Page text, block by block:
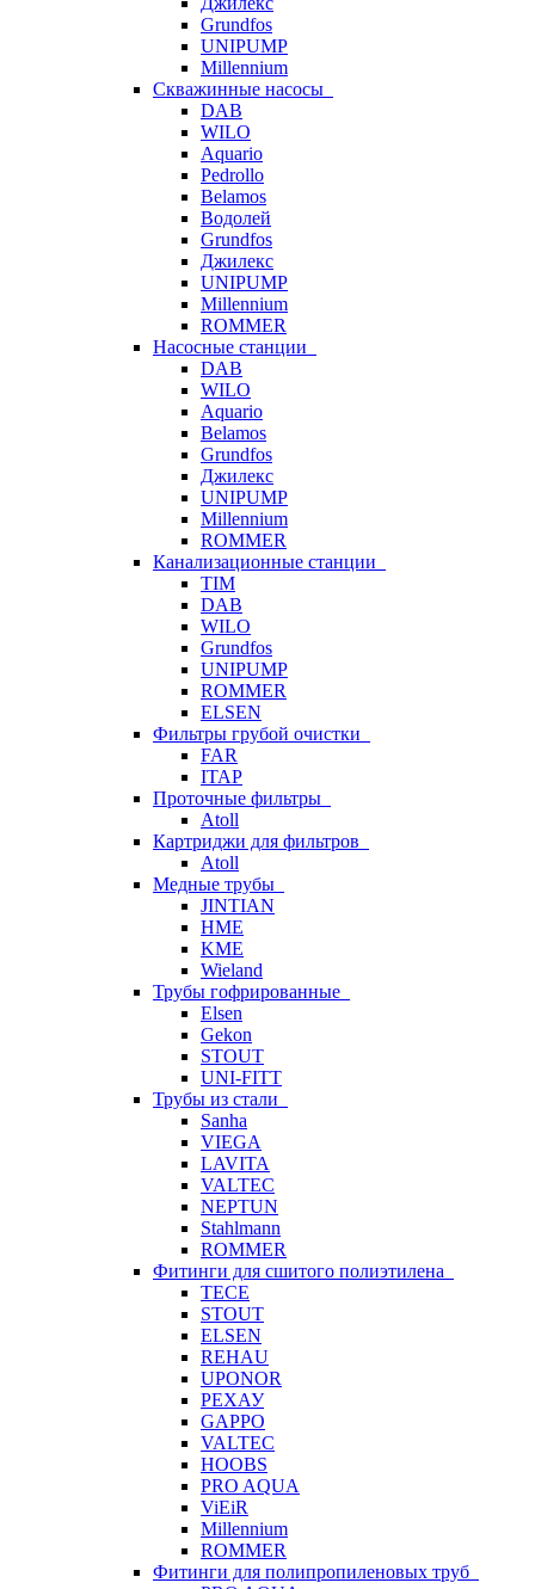
Grundfos
UNIPUMP
Millennium
Скважинные насосы
DAB
WILO
Aquario
Pedrollo
Belamos
Водолей
Grundfos
Джилекс
UNIPUMP
Millennium
ROMMER
Насосные станции
DAB
WILO
Aquario
Belamos
Grundfos
Джилекс
UNIPUMP
Millennium
ROMMER
Канализационные станции
TIM
DAB
WILO
Grundfos
UNIPUMP
ROMMER
ELSEN
Фильтры грубой очистки
FAR
ITAP
Проточные фильтры
Atoll
Картриджи для фильтров
Atoll
Медные трубы
JINTIAN
HME
KME
Wieland
Трубы гофрированные
Elsen
Gekon
STOUT
UNI-FITT
Трубы из стали
Sanha
VIEGA
LAVITA
VALTEC
NEPTUN
Stahlmann
ROMMER
Фитинги для сшитого полиэтилена
TECE
STOUT
ELSEN
REHAU
UPONOR
РЕХАУ
GAPPO
VALTEC
HOOBS
PRO AQUA
ViEiR
Millennium
ROMMER
Фитинги для полипропиленовых труб